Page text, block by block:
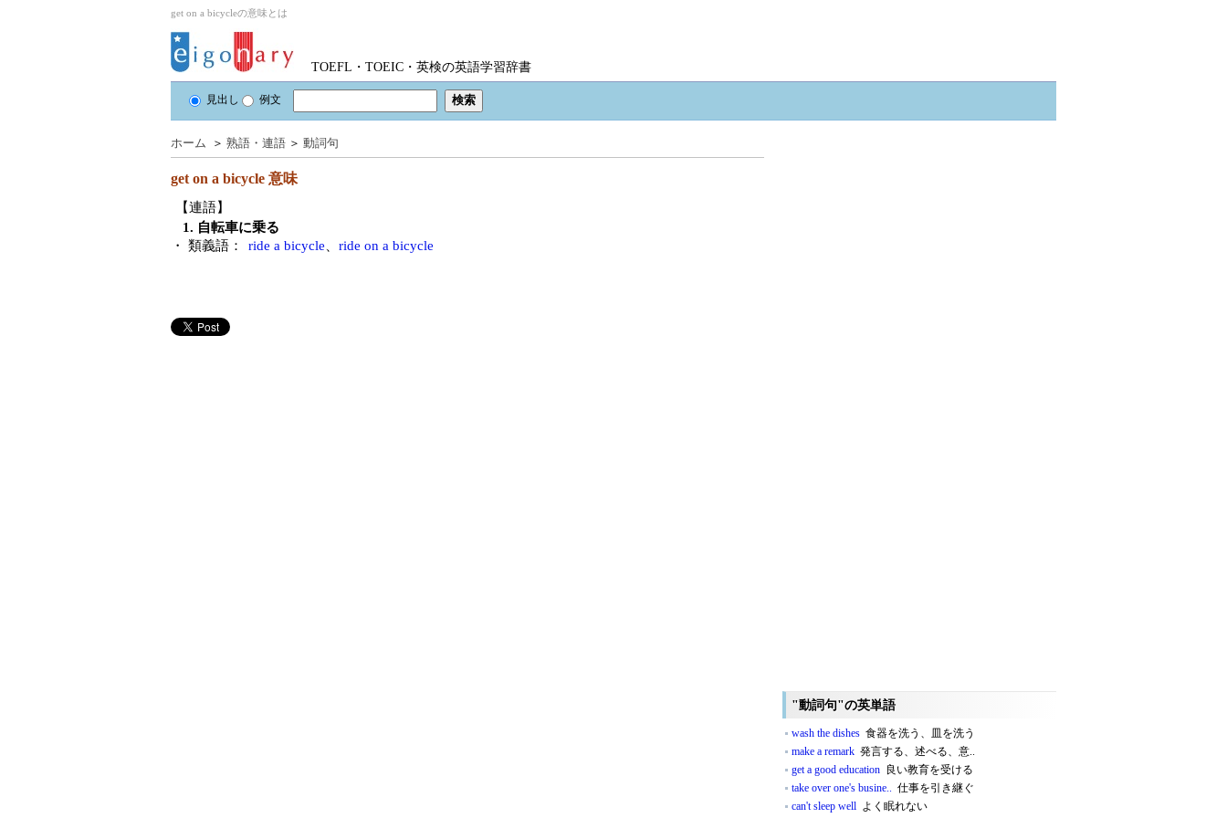
get on a bicycleの意味とは
TOEFL・TOEIC・英検の英語学習辞書
見出し 例文
ホーム ＞ 熟語・連語 ＞ 動詞句
get on a bicycle 意味
【連語】
1. 自転車に乗る
・ 類義語：
ride a bicycle ride on a bicycle
"動詞句"の英単語
wash the dishes 食器を洗う、皿を洗う
make a remark 発言する、述べる、意..
get a good education 良い教育を受ける
take over one's busine.. 仕事を引き継ぐ
can't sleep well よく眠れない